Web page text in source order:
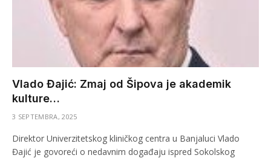
Vlado Đajić: Zmaj od Šipova je akademik
kulture…
3 SEPTEMBRA, 2025
Direktor Univerzitetskog kliničkog centra u Banjaluci Vlado
Đajić je govoreći o nedavnim događaju ispred Sokolskog